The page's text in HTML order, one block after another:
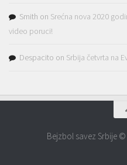
Smith on Srećna nova 2020
video poruci!
Despacito on Srbija četvrta na
Bejzbol savez Srbije ©